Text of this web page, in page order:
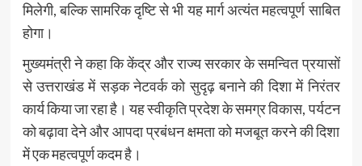
मिलेगी, बल्कि सामरिक दृष्टि से भी यह मार्ग अत्यंत महत्वपूर्ण साबित
होगा।
मुख्यमंत्री ने कहा कि केंद्र और राज्य सरकार के समन्वित प्रयासों
से उत्तराखंड में सड़क नेटवर्क को सुदृढ़ बनाने की दिशा में निरंतर
कार्य किया जा रहा है। यह स्वीकृति प्रदेश के समग्र विकास, पर्यटन
को बढ़ावा देने और आपदा प्रबंधन क्षमता को मजबूत करने की दिशा
में एक महत्वपूर्ण कदम है।